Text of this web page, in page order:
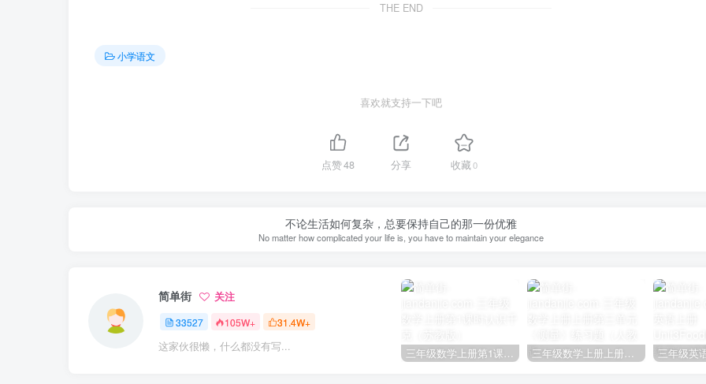
THE END
小学语文
喜欢就支持一下吧
点赞48 分享 收藏0
不论生活如何复杂，总要保持自己的那一份优雅
No matter how complicated your life is, you have to maintain your elegance
简单街 关注
33527 105W+ 31.4W+
这家伙很懒，什么都没有写... 三年级数学上册第1课时认识千克（苏教版） 三年级数学上册上册第三单元《测量》练习题（人教版）